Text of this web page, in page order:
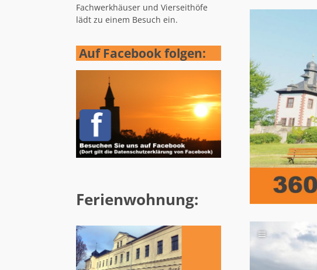
Fachwerkhäuser und Vierseithöfe
lädt zu einem Besuch ein.
Auf Facebook folgen:
Ferienwohnung: